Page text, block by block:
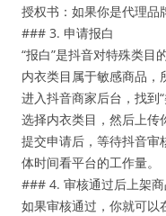
授权书：如果你是代理品
### 3. 申请报白
“报白”是抖音对特殊类目
内衣类目属于敏感商品，
进入抖音商家后台，找到“
选择内衣类目，然后上传
提交申请后，等待抖音审
体时间看平台的工作量。
### 4. 审核通过后上架商
如果审核通过，你就可以